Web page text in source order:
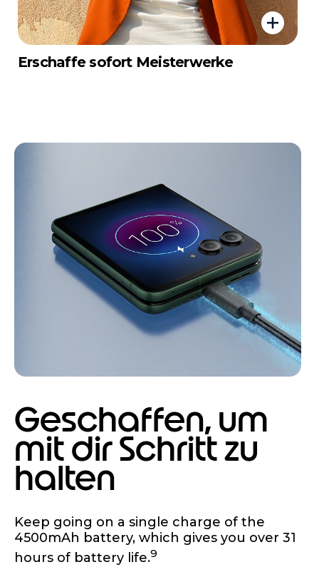
Erschaffe sofort Meisterwerke
Geschaffen, um
mit dir Schritt zu
halten
Keep going on a single charge of the
4500mAh battery, which gives you over 31
hours of battery life.9